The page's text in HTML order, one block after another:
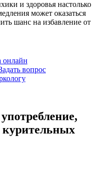
и здоровья настолько
может оказаться
шанс на избавление от
онлайн
вопрос
курительных